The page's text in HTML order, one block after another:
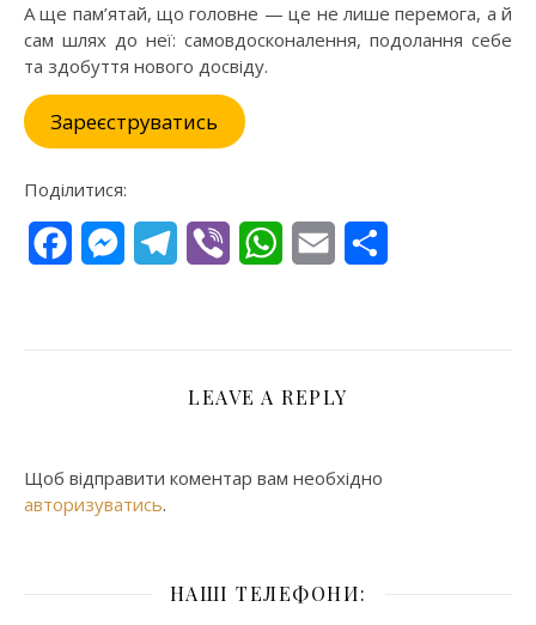
А ще пам’ятай, що головне — це не лише перемога, а й
сам шлях до неї: самовдосконалення, подолання себе
та здобуття нового досвіду.
Зареєструватись
Поділитися:
FacebookMessengerTelegram
Viber WhatsApp
Email
LEAVE A REPLY
Щоб відправити коментар вам необхідно
авторизуватись.
НАШІ ТЕЛЕФОНИ: